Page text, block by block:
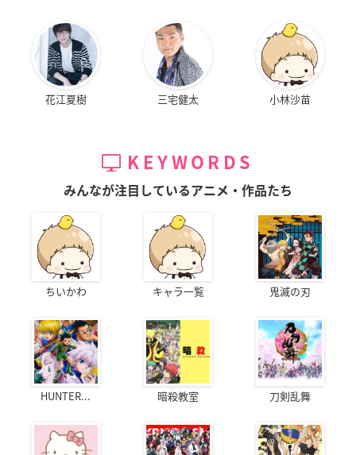
花江夏樹 三宅健太 小林沙苗
KEYWORDS
みんなが注目しているアニメ・作品たち
ちいかわ キャラ一覧 鬼滅の刃
HUNTER... 暗殺教室 刀剣乱舞